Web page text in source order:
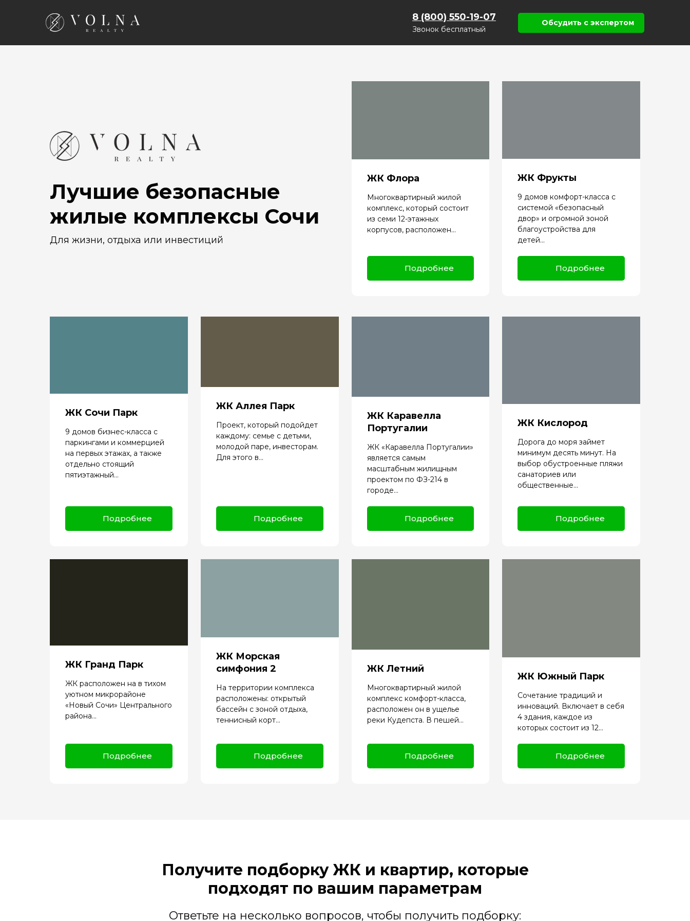
8 (800) 550-19-07
Звонок бесплатный
Обсудить с экспертом
Лучшие безопасные
жилые комплексы Сочи
Для жизни, отдыха или инвестиций
ЖК Флора
Многоквартирный жилой
комплекс, который состоит
из семи 12-этажных
корпусов, расположен...
Подробнее
ЖК Фрукты
9 домов комфорт-класса с
системой «безопасный
двор» и огромной зоной
благоустройства для
детей...
Подробнее
ЖК Сочи Парк
9 домов бизнес-класса с
паркингами и коммерцией
на первых этажах, а также
отдельно стоящий
пятиэтажный...
Подробнее
ЖК Аллея Парк
Проект, который подойдет
каждому: семье с детьми,
молодой паре, инвесторам.
Для этого в...
Подробнее
ЖК Каравелла
Португалии
ЖК «Каравелла Португалии»
является самым
масштабным жилищным
проектом по ФЗ-214 в
городе...
Подробнее
ЖК Кислород
Дорога до моря займет
минимум десять минут. На
выбор обустроенные пляжи
санаториев или
общественные...
Подробнее
ЖК Гранд Парк
ЖК расположен на в тихом
уютном микрорайоне
«Новый Сочи» Центрального
района...
Подробнее
ЖК Морская
симфония 2
На территории комплекса
расположены: открытый
бассейн с зоной отдыха,
теннисный корт...
Подробнее
ЖК Летний
Многоквартирный жилой
комплекс комфорт-класса,
расположен он в ущелье
реки Кудепста. В пешей...
Подробнее
ЖК Южный Парк
Сочетание традиций и
инноваций. Включает в себя
4 здания, каждое из
которых состоит из 12...
Подробнее
Получите подборку ЖК и квартир, которые
подходят по вашим параметрам
Ответьте на несколько вопросов, чтобы получить подборку: